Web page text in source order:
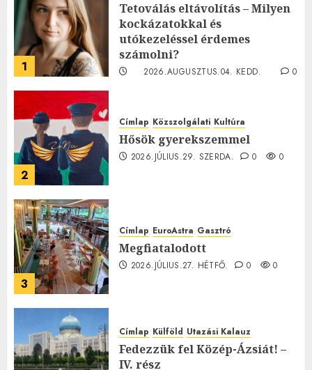
1
Tetoválás eltávolítás – Milyen
kockázatokkal és
utókezeléssel érdemes
számolni?
2026.AUGUSZTUS.04. KEDD.
0
2
Címlap Közszolgálati Kultúra
Hősök gyerekszemmel
2026.JÚLIUS.29. SZERDA. 0 0
3
Címlap EuroAstra Gasztró
Megfiatalodott
2026.JÚLIUS.27. HÉTFŐ. 0 0
Címlap Külföld Utazási Kalauz
Fedezzük fel Közép-Ázsiát! –
IV. rész